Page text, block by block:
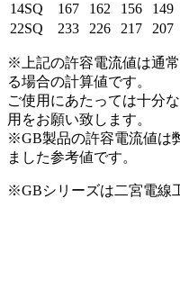
14SQ
167 162 156 149
22SQ
233 226 217 207
※上記の許容電流値は通
る場合の計算値です。
ご使用にあたっては十分
用をお願い致します。
※GB製品の許容電流値は
ました参考値です。
※GBシリーズは二宮電線